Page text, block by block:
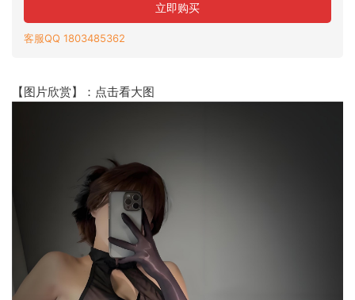
立即购买
客服QQ 1803485362
【图片欣赏】：点击看大图